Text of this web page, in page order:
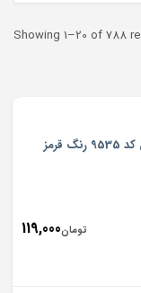
Showing 1–20 of 788
تومان119,000